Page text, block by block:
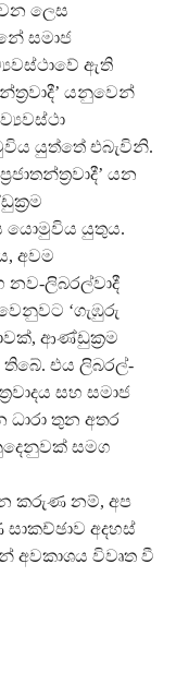
ලෙස
සමාජ
ඇති
යනුවෙන්
යුත්තේ එබැවිනි.
යන
යොමුවිය යුතුය.
අවම
නව-ලිබරල්වාදී
‘ගැඹුරු
ආණ්ඩුක්‍රම
එය ලිබරල්-
සහ සමාජ
ධාරා තුන අතර
සමග
කරුණ නම්, අප
අදහස්
අවකාශය විවෘත වී